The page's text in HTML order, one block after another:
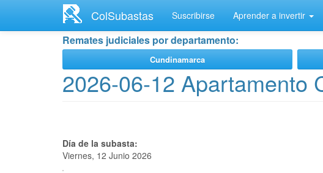
contenido
ColSubastas Suscribirse Aprender a invertir
Remates judiciales por departamento:
Cundinamarca
2026-06-12 Apartamento
Día de la subasta:
Viernes, 12 Junio 2026